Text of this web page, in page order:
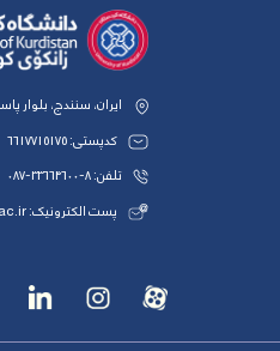
ایران، سنندج، بلوار
کدپستی: 6617715175
تلفن: 8-33664600-087
پست الکترونیک: info@uok.ac.ir